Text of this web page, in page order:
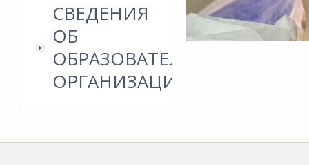
СВЕДЕНИЯ
ОБ
ОБРАЗОВАТЕЛЬНОЙ
ОРГАНИЗАЦИИ